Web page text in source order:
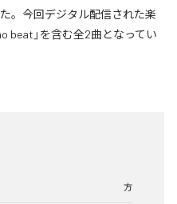
。今回デジタル配信された楽
beat」を含む全2曲となってい
方